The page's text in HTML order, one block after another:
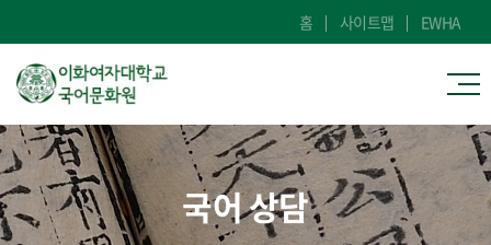
홈 사이트맵 EWHA
국어 상담